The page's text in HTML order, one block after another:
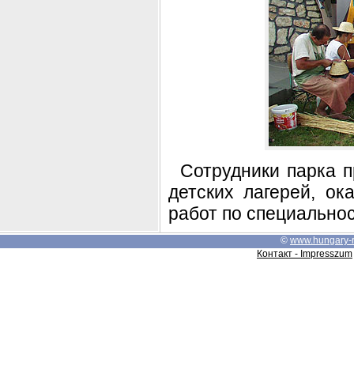
Сотрудники парка
детских лагерей,
работ по
© www.hungary-
Контакт - Impresszum